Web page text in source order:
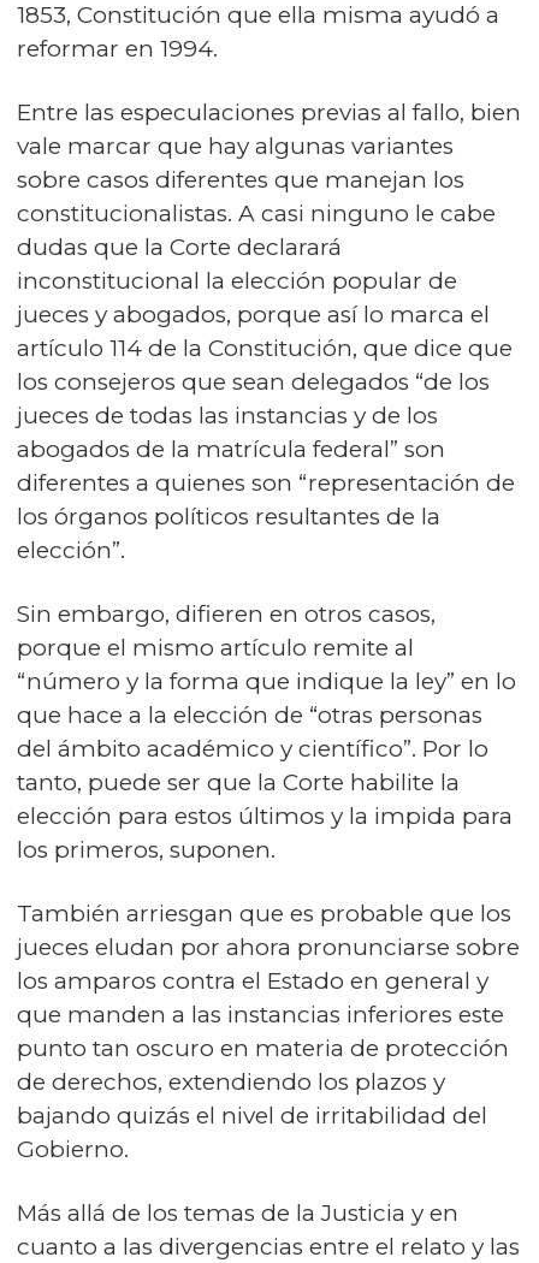
1853, Constitución que ella misma ayudó a
reformar en 1994.
Entre las especulaciones previas al fallo, bien
vale marcar que hay algunas variantes
sobre casos diferentes que manejan los
constitucionalistas. A casi ninguno le cabe
dudas que la Corte declarará
inconstitucional la elección popular de
jueces y abogados, porque así lo marca el
artículo 114 de la Constitución, que dice que
los consejeros que sean delegados “de los
jueces de todas las instancias y de los
abogados de la matrícula federal” son
diferentes a quienes son “representación de
los órganos políticos resultantes de la
elección”.
Sin embargo, difieren en otros casos,
porque el mismo artículo remite al
“número y la forma que indique la ley” en lo
que hace a la elección de “otras personas
del ámbito académico y científico”. Por lo
tanto, puede ser que la Corte habilite la
elección para estos últimos y la impida para
los primeros, suponen.
También arriesgan que es probable que los
jueces eludan por ahora pronunciarse sobre
los amparos contra el Estado en general y
que manden a las instancias inferiores este
punto tan oscuro en materia de protección
de derechos, extendiendo los plazos y
bajando quizás el nivel de irritabilidad del
Gobierno.
Más allá de los temas de la Justicia y en
cuanto a las divergencias entre el relato y las